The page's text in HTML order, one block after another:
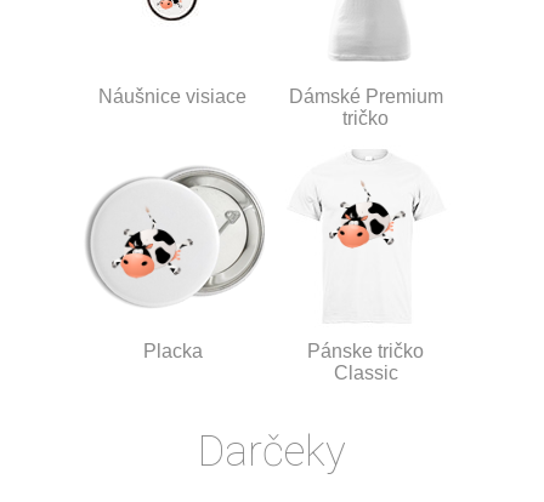
Náušnice visiace
Dámské Premium
tričko
Placka
Pánske tričko
Classic
Darčeky